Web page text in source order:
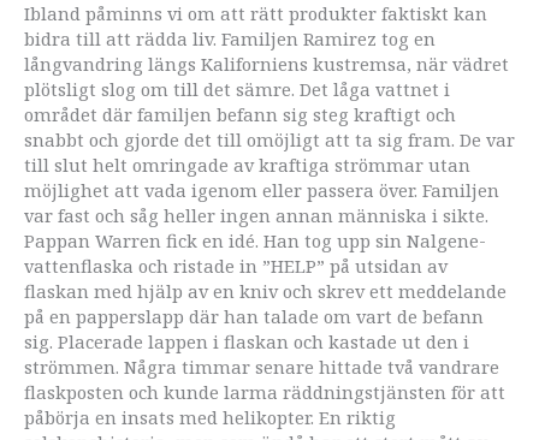
Ibland påminns vi om att rätt produkter faktiskt kan
bidra till att rädda liv. Familjen Ramirez tog en
långvandring längs Kaliforniens kustremsa, när vädret
plötsligt slog om till det sämre. Det låga vattnet i
området där familjen befann sig steg kraftigt och
snabbt och gjorde det till omöjligt att ta sig fram. De var
till slut helt omringade av kraftiga strömmar utan
möjlighet att vada igenom eller passera över. Familjen
var fast och såg heller ingen annan människa i sikte.
Pappan Warren fick en idé. Han tog upp sin Nalgene-
vattenflaska och ristade in ”HELP” på utsidan av
flaskan med hjälp av en kniv och skrev ett meddelande
på en papperslapp där han talade om vart de befann
sig. Placerade lappen i flaskan och kastade ut den i
strömmen. Några timmar senare hittade två vandrare
flaskposten och kunde larma räddningstjänsten för att
påbörja en insats med helikopter. En riktig